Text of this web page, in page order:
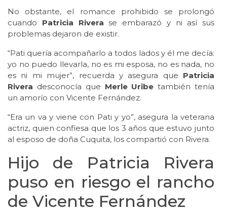
No obstante, el romance prohibido se prolongó
cuando Patricia Rivera se embarazó y ni así sus
problemas dejaron de existir.
“Pati quería acompañarlo a todos lados y él me decía:
yo no puedo llevarla, no es mi esposa, no es nada, no
es ni mi mujer”, recuerda y asegura que Patricia
Rivera desconocía que Merle Uribe también tenía
un amorío con Vicente Fernández.
“Era un va y viene con Pati y yo”, asegura la veterana
actriz, quien confiesa que los 3 años que estuvo junto
al esposo de doña Cuquita, los compartió con Rivera.
Hijo de Patricia Rivera
puso en riesgo el rancho
de Vicente Fernández